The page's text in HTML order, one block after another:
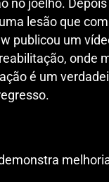
no joelho.
lesão que
publicou um
onde
é um